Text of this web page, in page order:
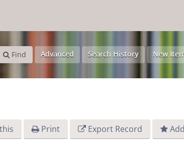
Find Advanced Search History New
Print Export Record